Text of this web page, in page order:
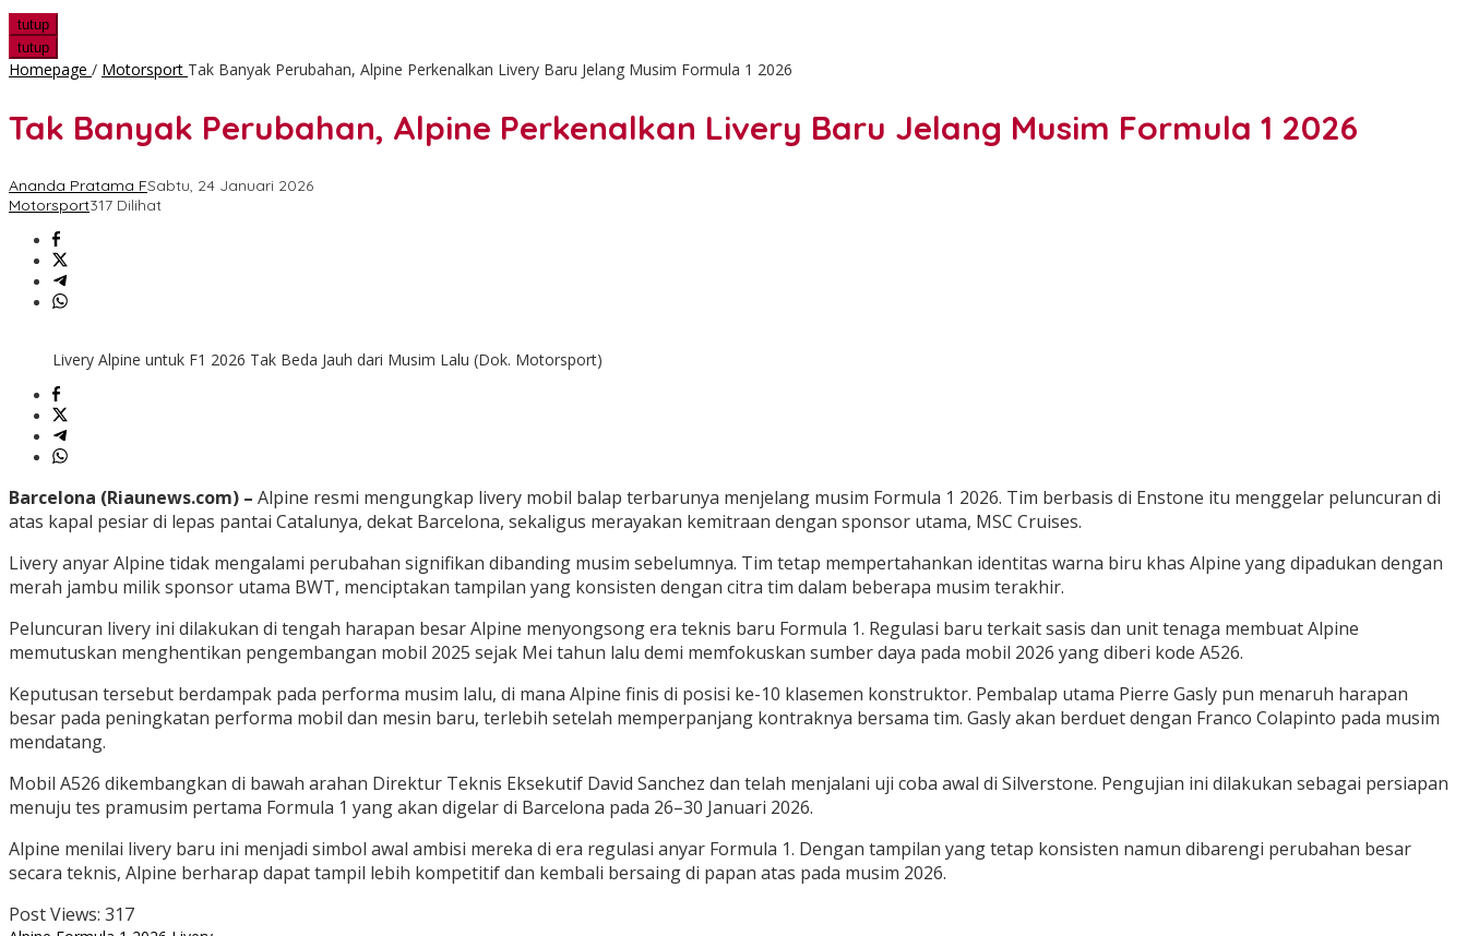
tutup
tutup
Homepage / Motorsport Tak Banyak Perubahan, Alpine Perkenalkan Livery Baru Jelang Musim Formula 1 2026
Tak Banyak Perubahan, Alpine Perkenalkan Livery Baru Jelang Musim Formula 1 2026
Ananda Pratama FSabtu, 24 Januari 2026
Motorsport317 Dilihat
Livery Alpine untuk F1 2026 Tak Beda Jauh dari Musim Lalu (Dok. Motorsport)
Barcelona (Riaunews.com) – Alpine resmi mengungkap livery mobil balap terbarunya menjelang musim Formula 1 2026. Tim berbasis di Enstone itu menggelar peluncuran di
atas kapal pesiar di lepas pantai Catalunya, dekat Barcelona, sekaligus merayakan kemitraan dengan sponsor utama, MSC Cruises.
Livery anyar Alpine tidak mengalami perubahan signifikan dibanding musim sebelumnya. Tim tetap mempertahankan identitas warna biru khas Alpine yang dipadukan dengan
merah jambu milik sponsor utama BWT, menciptakan tampilan yang konsisten dengan citra tim dalam beberapa musim terakhir.
Peluncuran livery ini dilakukan di tengah harapan besar Alpine menyongsong era teknis baru Formula 1. Regulasi baru terkait sasis dan unit tenaga membuat Alpine
memutuskan menghentikan pengembangan mobil 2025 sejak Mei tahun lalu demi memfokuskan sumber daya pada mobil 2026 yang diberi kode A526.
Keputusan tersebut berdampak pada performa musim lalu, di mana Alpine finis di posisi ke-10 klasemen konstruktor. Pembalap utama Pierre Gasly pun menaruh harapan
besar pada peningkatan performa mobil dan mesin baru, terlebih setelah memperpanjang kontraknya bersama tim. Gasly akan berduet dengan Franco Colapinto pada musim
mendatang.
Mobil A526 dikembangkan di bawah arahan Direktur Teknis Eksekutif David Sanchez dan telah menjalani uji coba awal di Silverstone. Pengujian ini dilakukan sebagai persiapan
menuju tes pramusim pertama Formula 1 yang akan digelar di Barcelona pada 26–30 Januari 2026.
Alpine menilai livery baru ini menjadi simbol awal ambisi mereka di era regulasi anyar Formula 1. Dengan tampilan yang tetap konsisten namun dibarengi perubahan besar
secara teknis, Alpine berharap dapat tampil lebih kompetitif dan kembali bersaing di papan atas pada musim 2026.
Post Views: 317